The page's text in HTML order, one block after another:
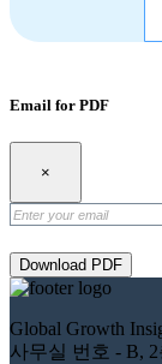
Email for PDF
×
Download PDF
Global Growth
사무실 번호 - B,